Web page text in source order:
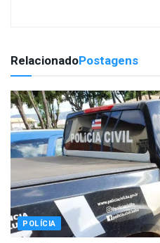
RelacionadoPostagens
POLÍCIA